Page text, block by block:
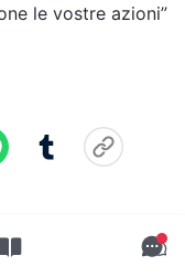
le vostre azioni”
che le due